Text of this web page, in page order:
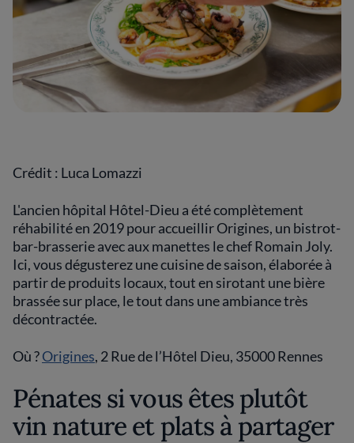
Crédit : Luca Lomazzi
L'ancien hôpital Hôtel-Dieu a été complètement
réhabilité en 2019 pour accueillir Origines, un bistrot-
bar-brasserie avec aux manettes le chef Romain Joly.
Ici, vous dégusterez une cuisine de saison, élaborée à
partir de produits locaux, tout en sirotant une bière
brassée sur place, le tout dans une ambiance très
décontractée.
Où ?Origines, 2 Rue de l’Hôtel Dieu, 35000 Rennes
Pénates si vous êtes plutôt
vin nature et plats à partager